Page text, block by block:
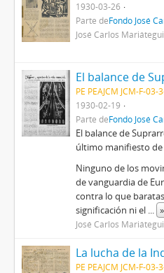
1930-03-26
Parte deFondo José
José Carlos
PE PEAJCM JCM-F-
1930-02-19
Parte deFondo José
El balance de
último manifiesto
Ninguno de los
de vanguardia de
contra lo que
significación ni el ... »
José Carlos
PE PEAJCM JCM-F-